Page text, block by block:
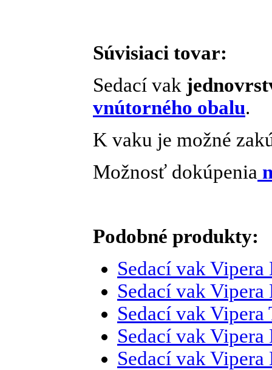
Súvisiaci tovar:
Sedací vak
vnútorného obalu.
K vaku je možné
Možnosť dokúpenia
Podobné produkty:
Sedací vak Vipera
Sedací vak Vipera
Sedací vak Vipera
Sedací vak Vipera
Sedací vak